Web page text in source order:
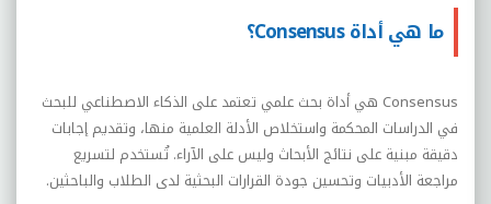
ما هي أداة Consensus؟
Consensus هي أداة بحث علمي تعتمد على الذكاء الاصطناعي للبحث
في الدراسات المحكمة واستخلاص الأدلة العلمية منها، وتقديم إجابات
دقيقة مبنية على نتائج الأبحاث وليس على الآراء. تُستخدم لتسريع
مراجعة الأدبيات وتحسين جودة القرارات البحثية لدى الطلاب والباحثين.